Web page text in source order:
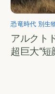
恐竜時代 別生
アルクト
超巨大“短